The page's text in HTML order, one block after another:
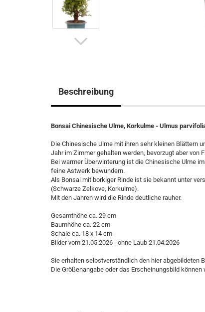
Beschreibung
Bonsai Chinesische Ulme, Korkulme - Ulmus
Die Chinesische Ulme mit ihren sehr kleinen Blättern
Jahr im Zimmer gehalten werden, bevorzugt aber von
Bei warmer Überwinterung ist die Chinesische Ulme
feine Astwerk bewundern.
Als Bonsai mit borkiger Rinde ist sie bekannt unter
(Schwarze Zelkove, Korkulme).
Mit den Jahren wird die Rinde deutliche rauher.
Gesamthöhe ca. 29 cm
Baumhöhe ca. 22 cm
Schale ca. 18 x 14 cm
Bilder vom 21.05.2026 - ohne Laub 21.04.2026
Sie erhalten selbstverständlich den hier abgebildeten
Die Größenangabe oder das Erscheinungsbild